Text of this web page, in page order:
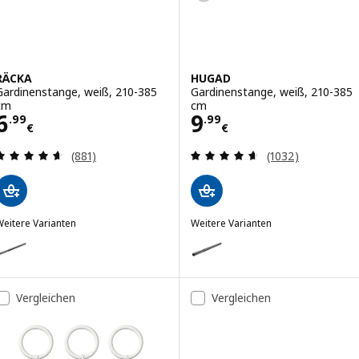
weiß, 210-385
.99
€ 6.99€
Bewertungen: 4.6 von 5 Sternen. Bewertungen
(881)
Varianten
RÄCKA, Gardinenstange, schwarz, 210-385 cm
HUGAD
Gardinenstange, weiß, 210-385
cm
9.99
€
Preis 9.99€
Bewertungen:
(1032)
Weitere Varianten
Option: HUGAD,
Vergleichen Vergleichen